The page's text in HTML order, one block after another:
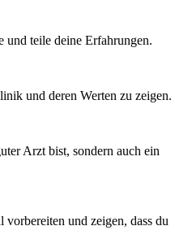
und teile deine Erfahrungen.
und deren Werten zu zeigen.
Arzt bist, sondern auch ein
und zeigen, dass du